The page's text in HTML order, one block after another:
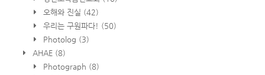
오해와 진실 (42)
우리는 구원파다! (50)
Photolog (3)
AHAE (8)
Photograph (8)